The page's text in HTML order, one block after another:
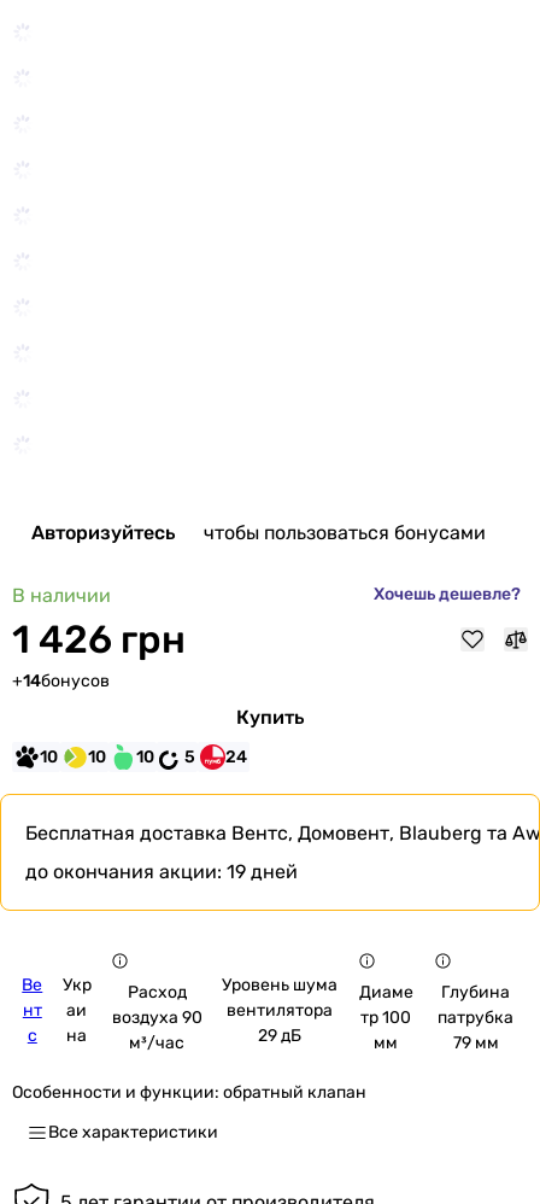
Авторизуйтесь чтобы пользоваться бонусами
В наличии Хочешь дешевле?
1 426 грн
+14бонусов
Купить
10 10 10 5 24
Бесплатная доставка Вентс, Домовент, Blauberg та
до окончания акции: 19 дней
Ве
нт
с
Укр
аи
на
Расход
воздуха 90
м³/час
Уровень шума
вентилятора
29 дБ
Диаме
тр 100
мм
Глубина
патрубка
79 мм
Особенности и функции: обратный клапан
Все характеристики